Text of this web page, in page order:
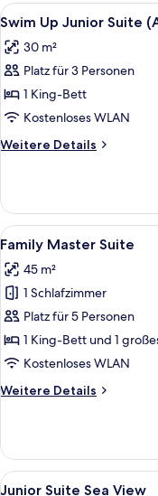
Alle
Fotos
für
Swim
Up
Junior
Suite
(Adults
anzeigen
7
Swim Up Junior Suite
30 m²
Platz für 3 Personen
1 King-Bett
Kostenloses WLAN
Weitere Details
Weitere
Up
Junior
Suite
(Adults
Only)
Alle
Fotos
für
Family
Master
Suite
anzeigen
9
Family Master Suite
45 m²
1 Schlafzimmer
Platz für 5 Personen
1 King-Bett und 1
Kostenloses WLAN
Weitere Details
Weitere
Master
Suite
Alle7
Junior Suite Sea View